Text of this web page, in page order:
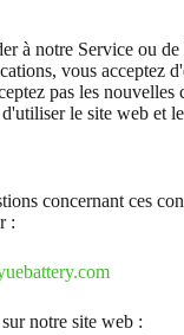
à notre Service ou
vous acceptez
pas les
le site web et
concernant ces
:
notre site web :